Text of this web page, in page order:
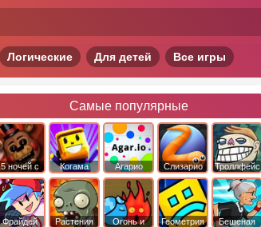
Логические Для детей Все игры
Самые популярные
5 ночей с
фредди
Когама Агарио Слизарио
Троллфейс
квест
Фрайдей
Растения
Огонь и
Геометрия
Бешеная